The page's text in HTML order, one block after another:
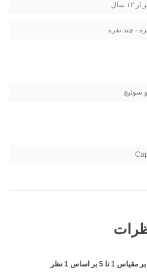
سال
- چند نفره
سوئیچ
بر مقیاس 1تا 5 بر اساس 1 نظر